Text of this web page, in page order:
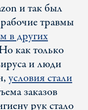
и так был
травмы
в других
как только
и люди
условия стали
заказов
рук стало